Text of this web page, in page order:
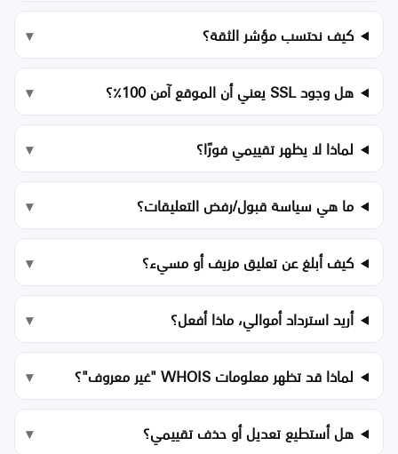
كيف نحتسب مؤشر الثقة؟
هل وجود SSL يعني أن الموقع آمن 100٪؟
لماذا لا يظهر تقييمي فورًا؟
ما هي سياسة قبول/رفض التعليقات؟
كيف أبلغ عن تعليق مزيف أو مسيء؟
أريد استرداد أموالي، ماذا أفعل؟
لماذا قد تظهر معلومات WHOIS "غير معروف"؟
هل أستطيع تعديل أو حذف تقييمي؟